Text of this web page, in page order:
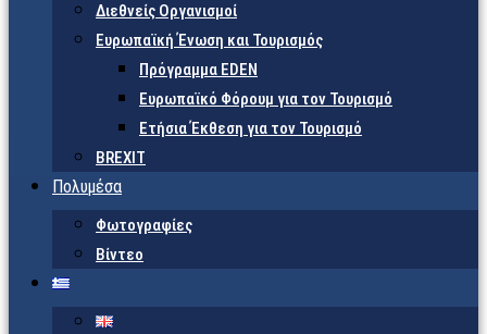
Διεθνείς Οργανισμοί
Ευρωπαϊκή Ένωση και Τουρισμός
Πρόγραμμα EDEN
Ευρωπαϊκό Φόρουμ για τον Τουρισμό
Ετήσια Έκθεση για τον Τουρισμό
BREXIT
Πολυμέσα
Φωτογραφίες
Βίντεο